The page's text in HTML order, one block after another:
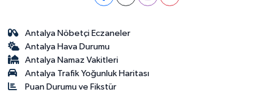
Antalya Nöbetçi Eczaneler
Antalya Hava Durumu
Antalya Namaz Vakitleri
Antalya Trafik Yoğunluk Haritası
Puan Durumu ve Fikstür